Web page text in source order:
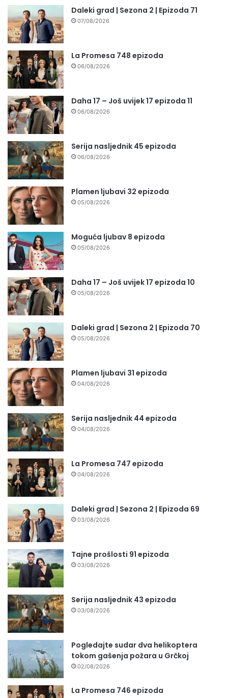
Daleki grad | Sezona 2 | Epizoda 71
07/08/2026
La Promesa 748 epizoda
06/08/2026
Daha 17 – Još uvijek 17 epizoda 11
06/08/2026
Serija nasljednik 45 epizoda
06/08/2026
Plamen ljubavi 32 epizoda
05/08/2026
Moguća ljubav 8 epizoda
05/08/2026
Daha 17 – Još uvijek 17 epizoda 10
05/08/2026
Daleki grad | Sezona 2 | Epizoda 70
05/08/2026
Plamen ljubavi 31 epizoda
04/08/2026
Serija nasljednik 44 epizoda
04/08/2026
La Promesa 747 epizoda
04/08/2026
Daleki grad | Sezona 2 | Epizoda 69
03/08/2026
Tajne prošlosti 91 epizoda
03/08/2026
Serija nasljednik 43 epizoda
03/08/2026
Pogledajte sudar dva helikoptera
tokom gašenja požara u Grčkoj
02/08/2026
La Promesa 746 epizoda